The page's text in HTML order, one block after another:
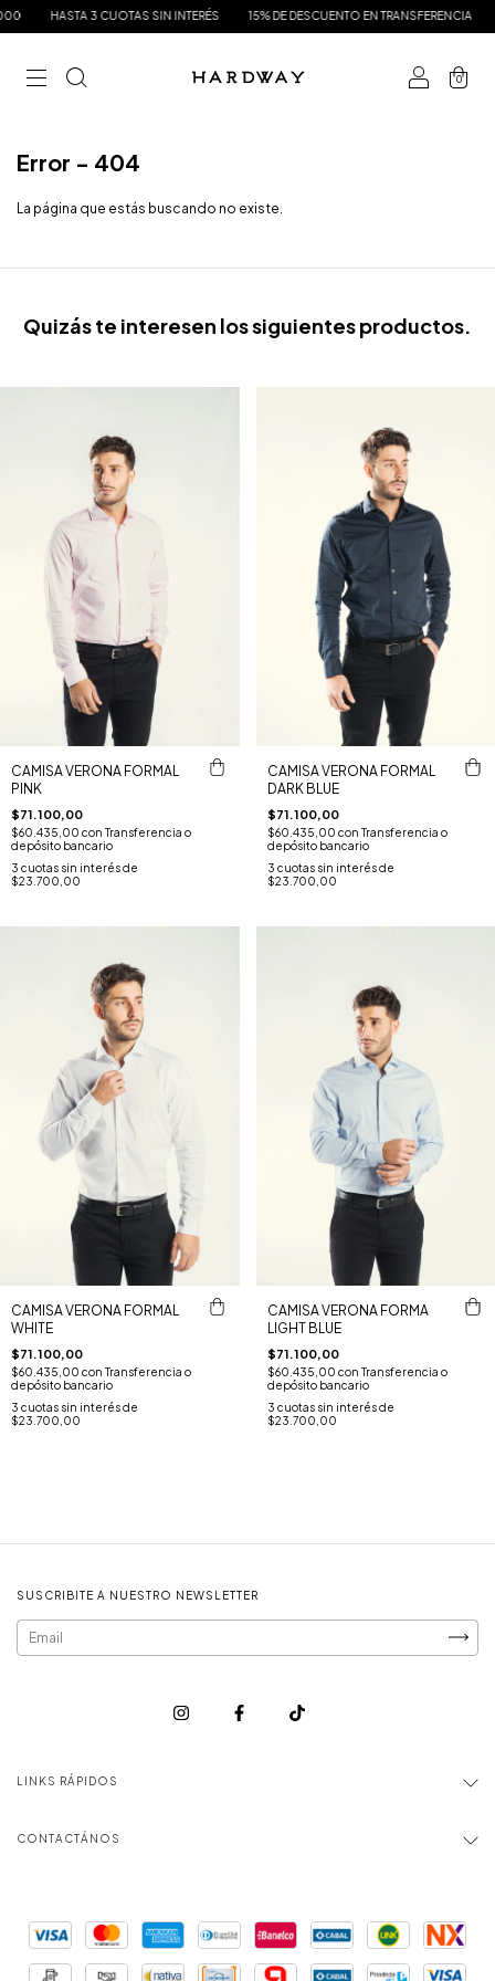
HASTA 3 CUOTAS SIN INTERÉS 15% DE DESCUENTO EN TRANSFERENCIA
0
Error - 404
La página que estás buscando no existe.
Quizás te interesen los siguientes productos.
CAMISA VERONA FORMAL
PINK
$71.100,00
$60.435,00 con Transferencia o
depósito bancario
3 cuotas sin interés de
$23.700,00
CAMISA VERONA FORMAL
DARK BLUE
$71.100,00
$60.435,00 con Transferencia o
depósito bancario
3 cuotas sin interés de
$23.700,00
CAMISA VERONA FORMAL
WHITE
$71.100,00
$60.435,00 con Transferencia o
depósito bancario
3 cuotas sin interés de
$23.700,00
CAMISA VERONA FORMA
LIGHT BLUE
$71.100,00
$60.435,00 con Transferencia o
depósito bancario
3 cuotas sin interés de
$23.700,00
SUSCRIBITE A NUESTRO NEWSLETTER
LINKS RÁPIDOS
CONTACTÁNOS